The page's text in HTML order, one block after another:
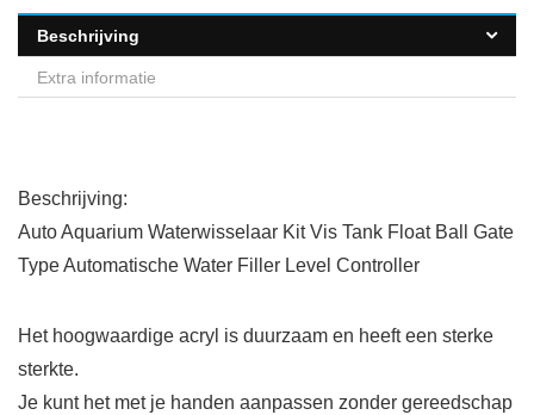
Beschrijving
Extra informatie
Beschrijving:
Auto Aquarium Waterwisselaar Kit Vis Tank Float Ball Gate
Type Automatische Water Filler Level Controller
Het hoogwaardige acryl is duurzaam en heeft een sterke
sterkte.
Je kunt het met je handen aanpassen zonder gereedschap